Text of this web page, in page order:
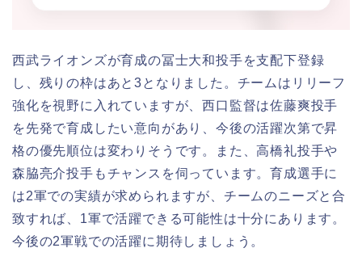
西武ライオンズが育成の冨士大和投手を支配下登録
し、残りの枠はあと3となりました。チームはリリーフ
強化を視野に入れていますが、西口監督は佐藤爽投手
を先発で育成したい意向があり、今後の活躍次第で昇
格の優先順位は変わりそうです。また、高橋礼投手や
森脇亮介投手もチャンスを伺っています。育成選手に
は2軍での実績が求められますが、チームのニーズと合
致すれば、1軍で活躍できる可能性は十分にあります。
今後の2軍戦での活躍に期待しましょう。